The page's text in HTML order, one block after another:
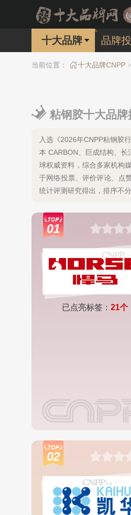
十大品牌 品牌
当前位置： 十大品牌CNPP >
粘钢胶十大品
入选《2026年CNPP粘钢胶
本 CARBON、巨成结构、
球权威资料，综合多家机构
于网络投票、评价评论、点
统计评测研究得出，排序不
01
已点亮标签： 21个
02